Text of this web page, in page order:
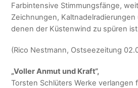
Farbintensive Stimmungsfänge,
Zeichnungen,
denen der Küstenwind zu spüren
(Rico Nestmann, Ostseezeitung
„Voller Anmut und Kraft“,
Torsten Schlüters Werke verlangen